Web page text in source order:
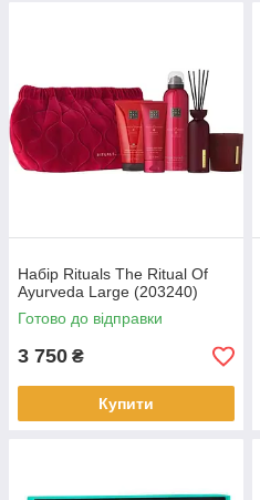
Набір Rituals The Ritual Of
Ayurveda Large (203240)
Готово до відправки
3 750 ₴
Купити